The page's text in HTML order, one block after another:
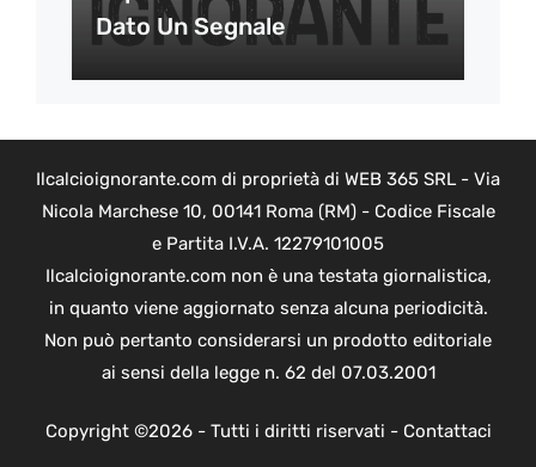
Dato Un Segnale
Ilcalcioignorante.com di proprietà di WEB 365 SRL - Via
Nicola Marchese 10, 00141 Roma (RM) - Codice Fiscale
e Partita I.V.A. 12279101005
Ilcalcioignorante.com non è una testata giornalistica,
in quanto viene aggiornato senza alcuna periodicità.
Non può pertanto considerarsi un prodotto editoriale
ai sensi della legge n. 62 del 07.03.2001
Copyright ©2026 - Tutti i diritti riservati - Contattaci